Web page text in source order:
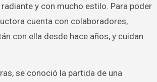
y con mucho estilo. Para poder
cuenta con colaboradores,
con ella desde hace años, y cuidan
se conoció la partida de una